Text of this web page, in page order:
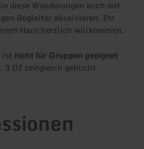
diese Wanderungen auch mit
Begleiter absolvieren. Ihr
Haus herzlich willkommen.
ist nicht für Gruppen geeignet
3 DZ zeitgleich gebucht